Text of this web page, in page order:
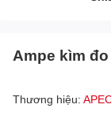
Ampe kìm
Thương hiệu: